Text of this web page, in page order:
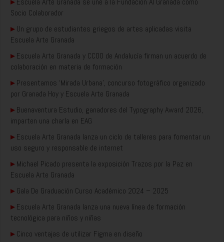
Socio Colaborador
▸Un grupo de estudiantes griegos de artes aplicadas visita
Escuela Arte Granada
▸Escuela Arte Granada y CCOO de Andalucía firman un acuerdo de
colaboración en materia de formación
▸Presentamos ‘Mirada Urbana’, concurso fotográfico organizado
por Granada Hoy y Escuela Arte Granada
▸Buenaventura Estudio, ganadores del Typography Award 2026,
imparten una charla en EAG
▸Escuela Arte Granada lanza un ciclo de talleres para fomentar un
uso seguro y responsable de internet
▸Michael Picado presenta la exposición Trazos por la Paz en
Escuela Arte Granada
▸Gala De Graduación Curso Académico 2024 – 2025
▸Escuela Arte Granada lanza una nueva línea de formación
tecnológica para niños y niñas
▸Cinco ventajas de utilizar Figma en diseño